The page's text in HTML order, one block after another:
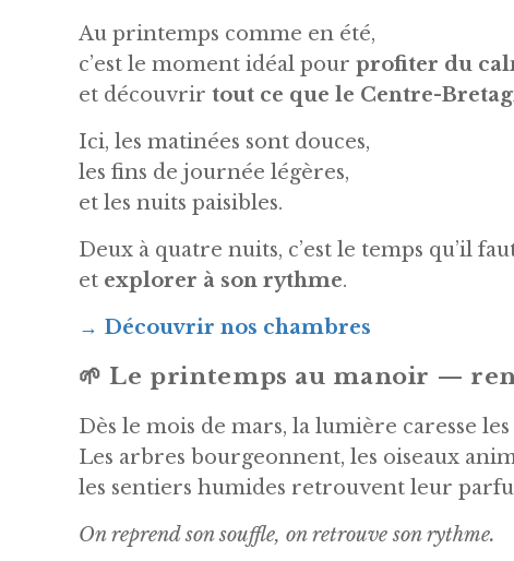
Au printemps comme en été,
c’est le moment idéal pour profiter du
et découvrir tout ce que le Centre-
Ici, les matinées sont douces,
les fins de journée légères,
et les nuits paisibles.
Deux à quatre nuits, c’est le temps qu’il
et explorer à son rythme.
→ Découvrir nos chambres
🌱Le printemps au manoir —
Dès le mois de mars, la lumière caresse
Les arbres bourgeonnent, les oiseaux
les sentiers humides retrouvent leur
On reprend son souffle, on retrouve son rythme.